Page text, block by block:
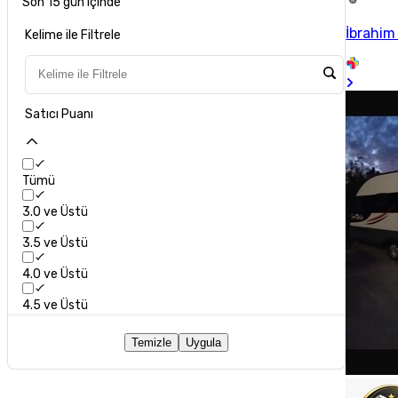
Kelime ile Filtrele
Satıcı Puanı
Tümü
3.0 ve Üstü
3.5 ve Üstü
4.0 ve Üstü
4.5 ve Üstü
Temizle Uygula
İbrahim